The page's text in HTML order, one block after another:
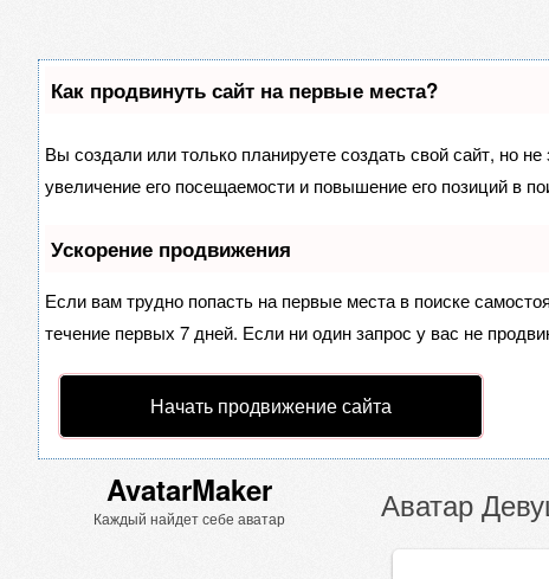
Как продвинуть сайт на первые места?
Вы создали или только планируете создать свой сайт, но
увеличение его посещаемости и повышение его позиций в
Ускорение продвижения
Если вам трудно попасть на первые места в поиске
течение первых 7 дней. Если ни один запрос у вас не
Начать продвижение сайта
AvatarMaker
Каждый найдет себе аватар Аватар